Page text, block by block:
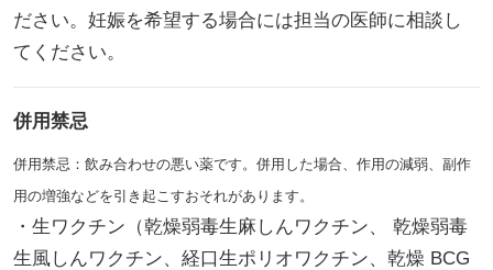
ださい。妊娠を希望する場合には担当の医師に相談し
てください。
併用禁忌
併用禁忌：飲み合わせの悪い薬です。併用した場合、作用の減弱、副作
用の増強などを引き起こすおそれがあります。
・生ワクチン（乾燥弱毒生麻しんワクチン、 乾燥弱毒
生風しんワクチン、経口生ポリオワクチン、乾燥 BCG